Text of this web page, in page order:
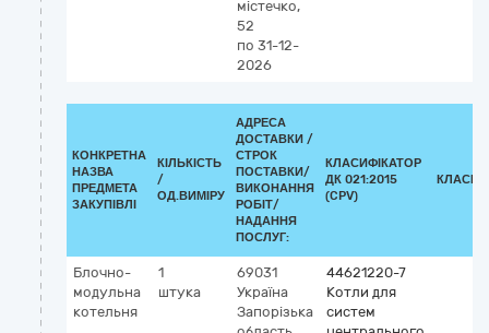
містечко,
52
по 31-12-
2026
КОНКРЕТНА
НАЗВА
ПРЕДМЕТА
ЗАКУПІВЛІ
КІЛЬКІСТЬ
/
ОД.ВИМІРУ
АДРЕСА
ДОСТАВКИ /
СТРОК
ПОСТАВКИ/
ВИКОНАННЯ
РОБІТ/
НАДАННЯ
ПОСЛУГ:
КЛАСИФІКАТОР
ДК 021:2015
(CPV)
Блочно-
модульна
котельня
1
штука
69031
Україна
Запорізька
44621220-7
Котли для
систем